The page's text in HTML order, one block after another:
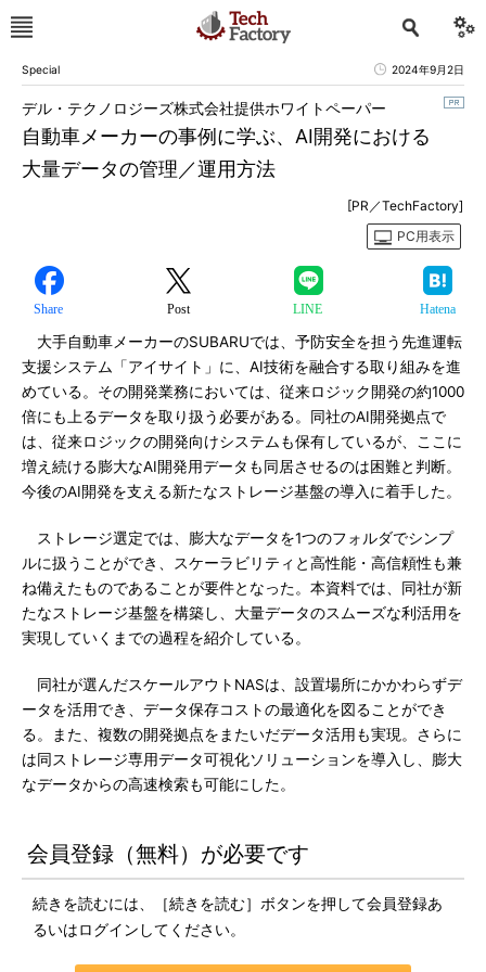
Special 2024年9月2日
自動車メーカーの事例に学ぶ、AI開発における
大量データの管理／運用方法
デル・テクノロジーズ株式会社提供ホワイトペーパー
[PR／TechFactory]
PC用表示
Share Post LINE Hatena
大手自動車メーカーのSUBARUでは、予防安全を担う先進運転
支援システム「アイサイト」に、AI技術を融合する取り組みを進
めている。その開発業務においては、従来ロジック開発の約1000
倍にも上るデータを取り扱う必要がある。同社のAI開発拠点で
は、従来ロジックの開発向けシステムも保有しているが、ここに
増え続ける膨大なAI開発用データも同居させるのは困難と判断。
今後のAI開発を支える新たなストレージ基盤の導入に着手した。
ストレージ選定では、膨大なデータを1つのフォルダでシンプ
ルに扱うことができ、スケーラビリティと高性能・高信頼性も兼
ね備えたものであることが要件となった。本資料では、同社が新
たなストレージ基盤を構築し、大量データのスムーズな利活用を
実現していくまでの過程を紹介している。
同社が選んだスケールアウトNASは、設置場所にかかわらずデ
ータを活用でき、データ保存コストの最適化を図ることができ
る。また、複数の開発拠点をまたいだデータ活用も実現。さらに
は同ストレージ専用データ可視化ソリューションを導入し、膨大
なデータからの高速検索も可能にした。
会員登録（無料）が必要です
続きを読むには、［続きを読む］ボタンを押して会員登録あ
るいはログインしてください。